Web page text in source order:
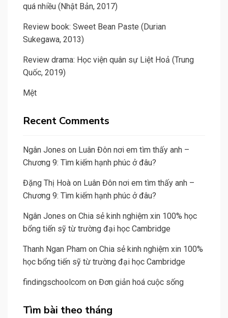
quá nhiều (Nhật Bản, 2017)
Review book: Sweet Bean Paste (Durian
Sukegawa, 2013)
Review drama: Học viện quân sự Liệt Hoả (Trung
Quốc, 2019)
Mệt
Recent Comments
Ngân Jones on Luân Đôn nơi em tìm thấy anh –
Chương 9: Tìm kiếm hạnh phúc ở đâu?
Đặng Thị Hoà on Luân Đôn nơi em tìm thấy anh –
Chương 9: Tìm kiếm hạnh phúc ở đâu?
Ngân Jones on Chia sẻ kinh nghiệm xin 100% học
bổng tiến sỹ từ trường đại học Cambridge
Thanh Ngan Pham on Chia sẻ kinh nghiệm xin 100%
học bổng tiến sỹ từ trường đại học Cambridge
findingschoolcom on Đơn giản hoá cuộc sống
Tìm bài theo tháng